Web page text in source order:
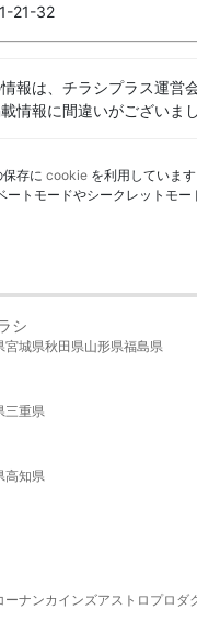
21-32
報は、チラシプラス運営
情報に間違いがございま
存に cookie を利用しています
ートモードやシークレットモ
シ
宮城県秋田県山形県福島県
三重県
高知県
ーナンカインズアストロプロダ